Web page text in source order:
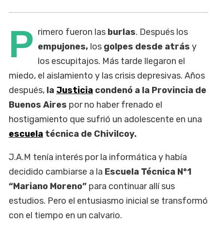
P rimero fueron las burlas. Después los
empujones, los golpes desde atrás y
los escupitajos. Más tarde llegaron el
miedo, el aislamiento y las crisis depresivas. Años
después, la Justicia condenó a la Provincia de
Buenos Aires por no haber frenado el
hostigamiento que sufrió un adolescente en una
escuela técnica de Chivilcoy.
J.A.M tenía interés por la informática y había
decidido cambiarse a la Escuela Técnica N°1
“Mariano Moreno” para continuar allí sus
estudios. Pero el entusiasmo inicial se transformó
con el tiempo en un calvario.